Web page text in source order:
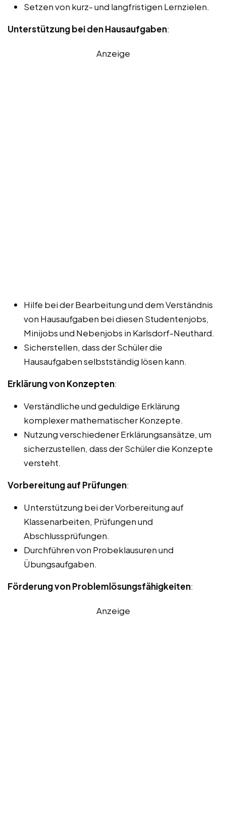
Setzen von kurz- und langfristigen Lernzielen.
Unterstützung bei den Hausaufgaben:
Anzeige
Hilfe bei der Bearbeitung und dem Verständnis
von Hausaufgaben bei diesen Studentenjobs,
Minijobs und Nebenjobs in Karlsdorf-Neuthard.
Sicherstellen, dass der Schüler die
Hausaufgaben selbstständig lösen kann.
Erklärung von Konzepten:
Verständliche und geduldige Erklärung
komplexer mathematischer Konzepte.
Nutzung verschiedener Erklärungsansätze, um
sicherzustellen, dass der Schüler die Konzepte
versteht.
Vorbereitung auf Prüfungen:
Unterstützung bei der Vorbereitung auf
Klassenarbeiten, Prüfungen und
Abschlussprüfungen.
Durchführen von Probeklausuren und
Übungsaufgaben.
Förderung von Problemlösungsfähigkeiten:
Anzeige